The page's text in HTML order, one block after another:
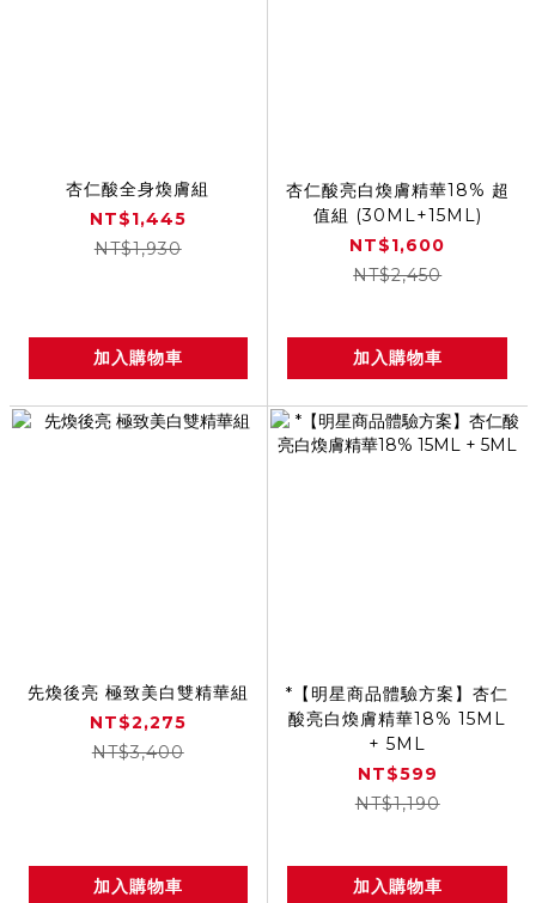
杏仁酸全身煥膚組
NT$1,445
NT$1,930
加入購物車
杏仁酸亮白煥膚精華18% 超
值組 (30ML+15ML)
NT$1,600
NT$2,450
加入購物車
先煥後亮 極致美白雙精華組
NT$2,275
NT$3,400
加入購物車
*【明星商品體驗方案】杏仁
酸亮白煥膚精華18% 15ML
+ 5ML
NT$599
NT$1,190
加入購物車